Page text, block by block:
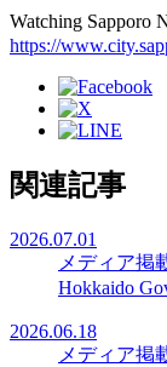
Watching Sapporo
https://
関連記事
2026.07.01
メディア掲
Hokkaido
2026.06.18
メディア掲